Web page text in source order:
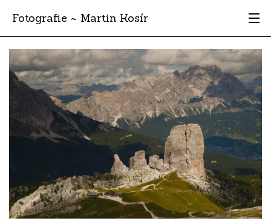
Fotografie ~ Martin Kosír
Moje obľúbené
Albumy
Miesta
Archív